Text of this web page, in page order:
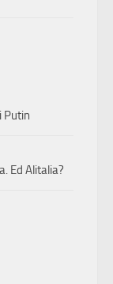
Putin
Ed Alitalia?